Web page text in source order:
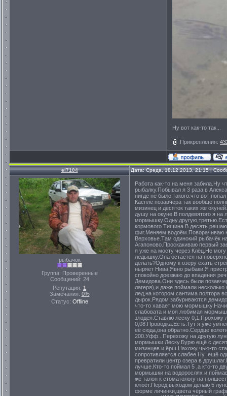
Ну вот как-то так...
Прикрепления:
el7104 Дата: Среда, 18.12.2013, 21:15 |
рыбачок
Группа: Проверенные
Сообщений: 24
Репутация: 1
Замечания: 0%
Статус: Offline
Работа как-то на меня забила.Ну
рыбалку.Побывал я 3 раза в
нигде не было такого.что вот
Каспле позавчера так вообще
мизинец и десяток таких же
душу на окуне.В полдевятого я
кормового.Тишина.В десять
фиг.Меняем водоём.Поворачиваю
Верховье.Там одинокий рыбачёк
Агапоново.Проскакиваю первый
я уже на мосту через Клёц.Не
ледышку.Она остаётся на
делать?Одному к озеру ехать
ныряет Нива.Явно рыбаки.Я
спокойно доезжаю до впадения
Демидова.Они здесь были
лагеря),и даже поймали
лед,на котором сантима полтора
дырок.Рядом забуриваются
что-то хавает мою
слабовата и моя любимая
злодея.Ставлю леску 0,1.Прохожу
0,08.Проводка.Есть.Тут я уже
её сюда,она обратно.Сердце
200.Уфф...Перехожу на другую
мормышки.Леску.Бурю ещё с
мизинцев и ёрш.Нахожу чью-то
сопротивляется слабее.Ну ,ещё
превратили центр озера в
лучше.Кто-то поймал 5 ,а кто-то
мормышки на водорослях и
же талон к стоматологу на
клюёт.Перед выходом делаю 5
форме личинки,цвета чёрный